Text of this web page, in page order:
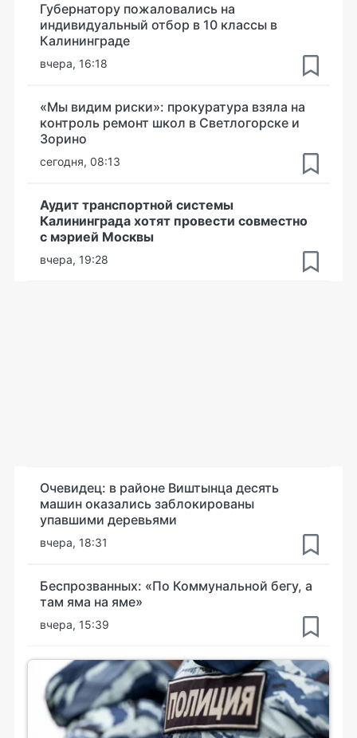
Губернатору пожаловались на
индивидуальный отбор в 10 классы в
Калининграде
вчера, 16:18
«Мы видим риски»: прокуратура взяла на
контроль ремонт школ в Светлогорске и
Зорино
сегодня, 08:13
Аудит транспортной системы
Калининграда хотят провести совместно
с мэрией Москвы
вчера, 19:28
Очевидец: в районе Виштынца десять
машин оказались заблокированы
упавшими деревьями
вчера, 18:31
Беспрозванных: «По Коммунальной бегу, а
там яма на яме»
вчера, 15:39